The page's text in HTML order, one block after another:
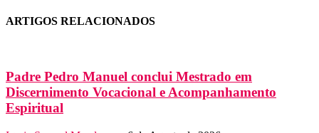
ARTIGOS RELACIONADOS
Padre Pedro Manuel conclui Mestrado em
Discernimento Vocacional e Acompanhamento
Espiritual